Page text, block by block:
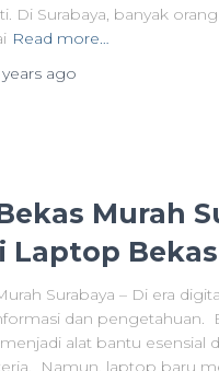
Di Surabaya, banyak
Read more…
ago
Murah
Laptop
Surabaya – Di era
dan pengetahuan.
alat bantu esensial
Namun, laptop baru